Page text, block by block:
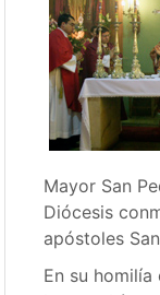
Mayor San
Diócesis
apóstoles
En su